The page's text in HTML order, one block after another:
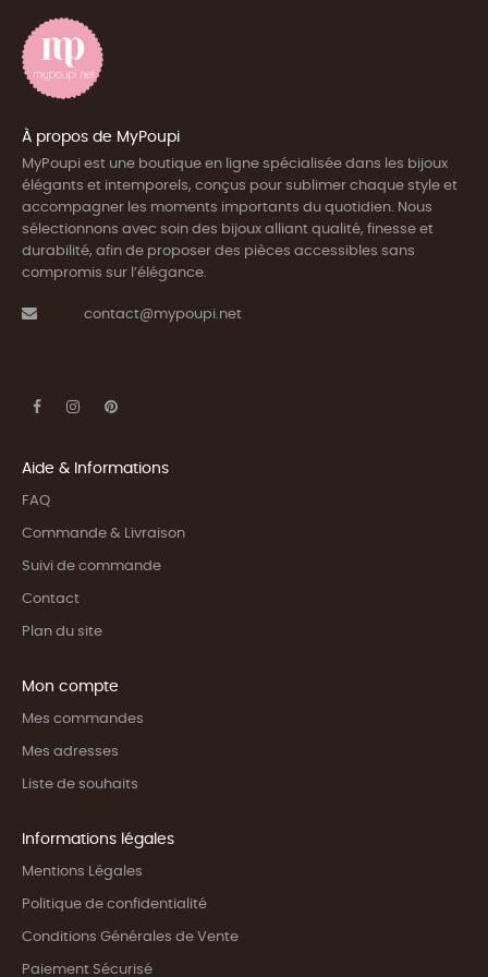
À propos de MyPoupi
MyPoupi est une boutique en ligne spécialisée dans les bijoux
élégants et intemporels, conçus pour sublimer chaque style et
accompagner les moments importants du quotidien. Nous
sélectionnons avec soin des bijoux alliant qualité, finesse et
durabilité, afin de proposer des pièces accessibles sans
compromis sur l’élégance.
contact@mypoupi.net
Aide & Informations
FAQ
Commande & Livraison
Suivi de commande
Contact
Plan du site
Mon compte
Mes commandes
Mes adresses
Liste de souhaits
Informations légales
Mentions Légales
Politique de confidentialité
Conditions Générales de Vente
Paiement Sécurisé